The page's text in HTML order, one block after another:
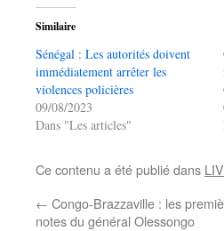
Similaire
Sénégal : Les autorités doivent
immédiatement arrêter les
violences policières
09/08/2023
Dans "Les articles"
Ce contenu a été publié dans
← Congo-Brazzaville : les
notes du général Olessongo